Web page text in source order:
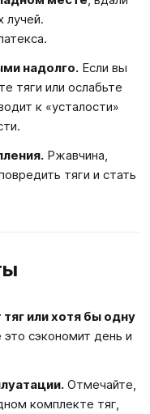
лучей.
надолго. Если вы
тяги или ослабьте
к «усталости»
Ржавчина,
тяги и стать
или хотя бы одну
сэкономит день и
Отмечайте,
комплекте тяг,